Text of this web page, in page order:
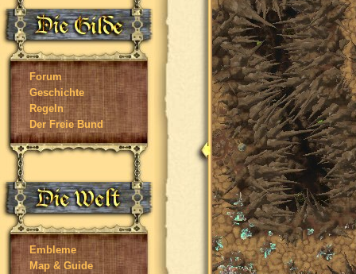
Forum
Geschichte
Regeln
Der Freie Bund
Embleme
Map & Guide